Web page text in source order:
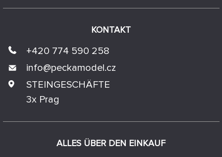
ALLES ÜBER DEN EINKAUF
KONTAKT
+420 774 590 258
info@peckamodel.cz
STEINGESCHÄFTE
3x Prag